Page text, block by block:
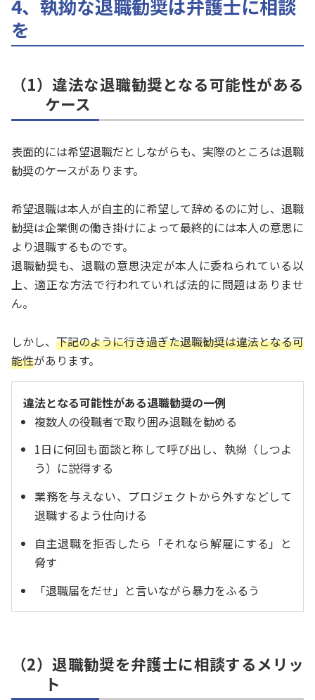
4、執拗な退職勧奨は弁護士に相談
を
（1）違法な退職勧奨となる可能性がある
ケース
表面的には希望退職だとしながらも、実際のところは退職
勧奨のケースがあります。
希望退職は本人が自主的に希望して辞めるのに対し、退職
勧奨は企業側の働き掛けによって最終的には本人の意思に
より退職するものです。
退職勧奨も、退職の意思決定が本人に委ねられている以
上、適正な方法で行われていれば法的に問題はありませ
ん。
しかし、 下記のように行き過ぎた退職勧奨は違法となる可
能性があります。
違法となる可能性がある退職勧奨の一例
複数人の役職者で取り囲み退職を勧める
1日に何回も面談と称して呼び出し、執拗（しつよ
う）に説得する
業務を与えない、プロジェクトから外すなどして
退職するよう仕向ける
自主退職を拒否したら「それなら解雇にする」と
脅す
「退職届をだせ」と言いながら暴力をふるう
（2）退職勧奨を弁護士に相談するメリッ
ト